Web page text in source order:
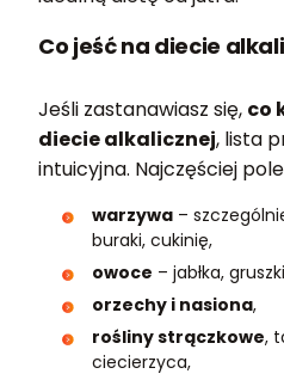
Co jeść na diecie
Jeśli zastanawiasz się, co
diecie alkalicznej, lista
intuicyjna. Najczęściej
warzywa –
buraki, cukinię,
owoce – jabłka,
orzechy i nasiona,
rośliny strączkowe,
ciecierzyca,